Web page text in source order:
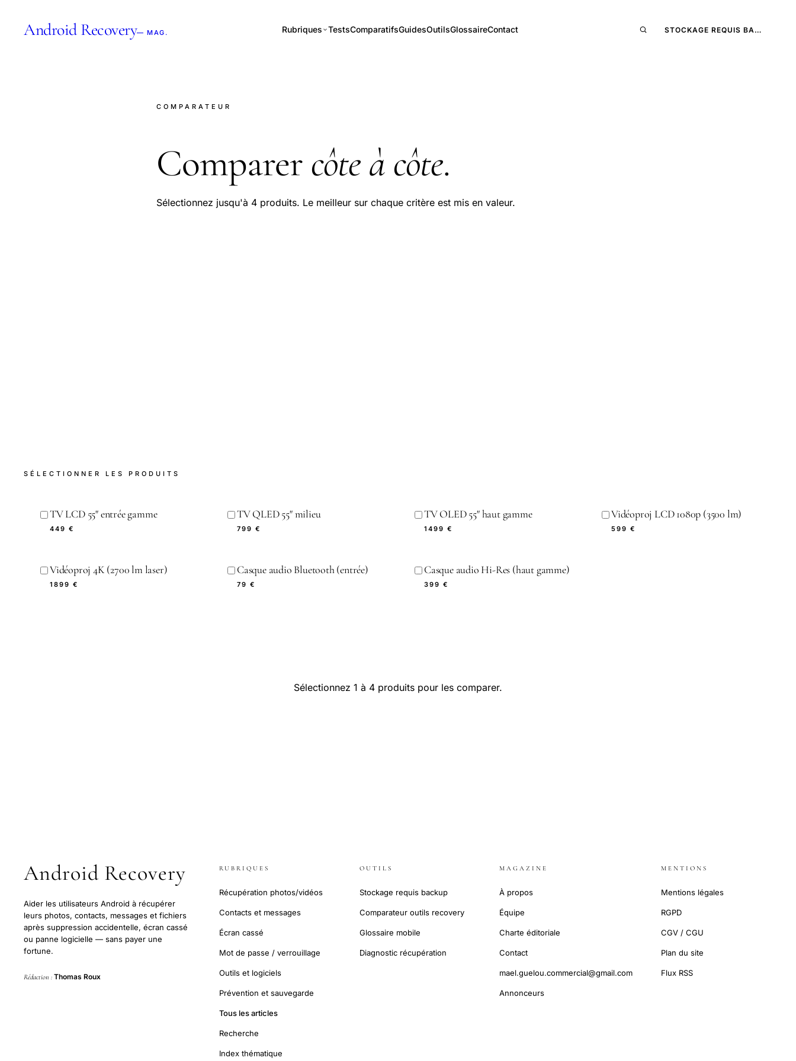
Android Recovery— MAG. Rubriques TestsComparatifsGuidesOutilsGlossaireContact STOCKAGE REQUIS BA…
COMPARATEUR
Comparercôte à côte.
Sélectionnez jusqu'à 4 produits. Le meilleur sur chaque critère est mis en valeur.
SÉLECTIONNER LES PRODUITS
TV LCD 55" entrée gamme
449 €
TV QLED 55" milieu
799 €
TV OLED 55" haut gamme
1499 €
Vidéoproj LCD 1080p (3500 lm)
599 €
Vidéoproj 4K (2700 lm laser)
1899 €
Casque audio Bluetooth (entrée)
79 €
Casque audio Hi-Res (haut gamme)
399 €
Sélectionnez 1 à 4 produits pour les comparer.
Android Recovery
Aider les utilisateurs Android à récupérer
leurs photos, contacts, messages et fichiers
après suppression accidentelle, écran cassé
ou panne logicielle — sans payer une
fortune.
Rédaction : Thomas Roux
RUBRIQUES
Récupération photos/vidéos
Contacts et messages
Écran cassé
Mot de passe / verrouillage
Outils et logiciels
Prévention et sauvegarde
Tous les articles
Recherche
Index thématique
OUTILS
Stockage requis backup
Comparateur outils recovery
Glossaire mobile
Diagnostic récupération
MAGAZINE
À propos
Équipe
Charte éditoriale
Contact
mael.guelou.commercial@gmail.com
Annonceurs
MENTIONS
Mentions légales
RGPD
CGV / CGU
Plan du site
Flux RSS